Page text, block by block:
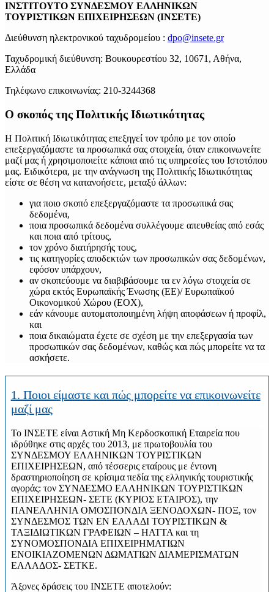
ΙΝΣΤΙΤΟΥΤΟ ΣΥΝΔΕΣΜΟΥ ΕΛΛΗΝΙΚΩΝ
ΤΟΥΡΙΣΤΙΚΩΝ ΕΠΙΧΕΙΡΗΣΕΩΝ (ΙΝΣΕΤΕ)
Διεύθυνση ηλεκτρονικού ταχυδρομείου : dpo@insete.gr
Ταχυδρομική διεύθυνση: Βουκουρεστίου 32, 10671, Αθήνα,
Ελλάδα
Τηλέφωνο επικοινωνίας: 210-3244368
Ο σκοπός της Πολιτικής Ιδιωτικότητας
Η Πολιτική Ιδιωτικότητας επεξηγεί τον τρόπο με τον οποίο
επεξεργαζόμαστε τα προσωπικά σας στοιχεία, όταν επικοινωνείτε
μαζί μας ή χρησιμοποιείτε κάποια από τις υπηρεσίες του Ιστοτόπου
μας. Ειδικότερα, με την ανάγνωση της Πολιτικής Ιδιωτικότητας
είστε σε θέση να κατανοήσετε, μεταξύ άλλων:
για ποιο σκοπό επεξεργαζόμαστε τα προσωπικά σας
δεδομένα,
ποια προσωπικά δεδομένα συλλέγουμε απευθείας από εσάς
και ποια από τρίτους,
τον χρόνο διατήρησής τους,
τις κατηγορίες αποδεκτών των προσωπικών σας δεδομένων,
εφόσον υπάρχουν,
αν σκοπεύουμε να διαβιβάσουμε τα εν λόγω στοιχεία σε
χώρα εκτός Ευρωπαϊκής Ένωσης (ΕΕ)/ Ευρωπαϊκού
Οικονομικού Χώρου (ΕΟΧ),
εάν κάνουμε αυτοματοποιημένη λήψη αποφάσεων ή προφίλ,
και
ποια δικαιώματα έχετε σε σχέση με την επεξεργασία των
προσωπικών σας δεδομένων, καθώς και πώς μπορείτε να τα
ασκήσετε.
1. Ποιοι είμαστε και πώς μπορείτε να επικοινωνείτε
μαζί μας
Το ΙΝΣΕΤΕ είναι Αστική Μη Κερδοσκοπική Εταιρεία που
ιδρύθηκε στις αρχές του 2013, με πρωτοβουλία του
ΣΥΝΔΕΣΜΟΥ ΕΛΛΗΝΙΚΩΝ ΤΟΥΡΙΣΤΙΚΩΝ
ΕΠΙΧΕΙΡΗΣΕΩΝ, από τέσσερις εταίρους με έντονη
δραστηριοποίηση σε κρίσιμα πεδία της ελληνικής τουριστικής
αγοράς: τον ΣΥΝΔΕΣΜΟ ΕΛΛΗΝΙΚΩΝ ΤΟΥΡΙΣΤΙΚΩΝ
ΕΠΙΧΕΙΡΗΣΕΩΝ- ΣΕΤΕ (ΚΥΡΙΟΣ ΕΤΑΙΡΟΣ), την
ΠΑΝΕΛΛΗΝΙΑ ΟΜΟΣΠΟΝΔΙΑ ΞΕΝΟΔΟΧΩΝ- ΠΟΞ, τον
ΣΥΝΔΕΣΜΟΣ ΤΩΝ ΕΝ ΕΛΛΑΔΙ ΤΟΥΡΙΣΤΙΚΩΝ &
ΤΑΞΙΔΙΩΤΙΚΩΝ ΓΡΑΦΕΙΩΝ – HATTA και τη
ΣΥΝΟΜΟΣΠΟΝΔΙΑ ΕΠΙΧΕΙΡΗΜΑΤΙΩΝ
ΕΝΟΙΚΙΑΖΟΜΕΝΩΝ ΔΩΜΑΤΙΩΝ ΔΙΑΜΕΡΙΣΜΑΤΩΝ
ΕΛΛΑΔΟΣ- ΣΕΤΚΕ.
Άξονες δράσεις του ΙΝΣΕΤΕ αποτελούν: